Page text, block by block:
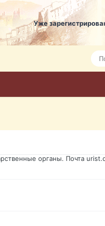
Уже
даже ребенок.
органы. Почта